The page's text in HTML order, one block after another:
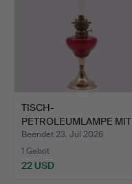
TISCH-
PETROLEUMLAMPE MIT
DUNKELROTEM ÖLBEH…
Beendet 23. Jul 2026
1 Gebot
22 USD